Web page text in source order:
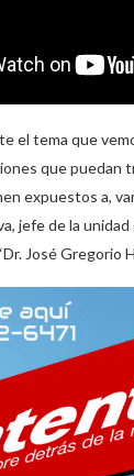
el tema que
que puedan
expuestos a,
jefe de la
José Gregorio